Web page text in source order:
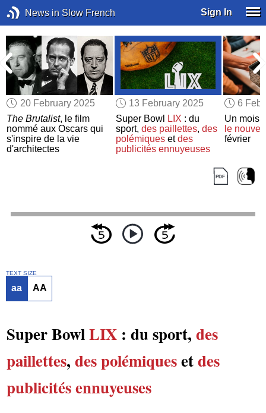
News in Slow French Sign In
20 February 2025
The Brutalist, le film
nommé aux Oscars qui
s'inspire de la vie
d'architectes
13 February 2025
Super Bowl LIX : du
sport, des paillettes, des
polémiquesetdes
publicités ennuyeuses
6
Un mois
le
février
TEXT SIZE
aa AA
Super BowlLIX: du sport, des
paillettes, des polémiquesetdes
publicités ennuyeuses